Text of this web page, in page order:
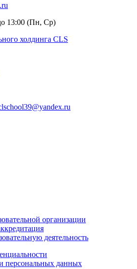
13:00 (Пн, Ср)
организации
деятельность
персональных данных